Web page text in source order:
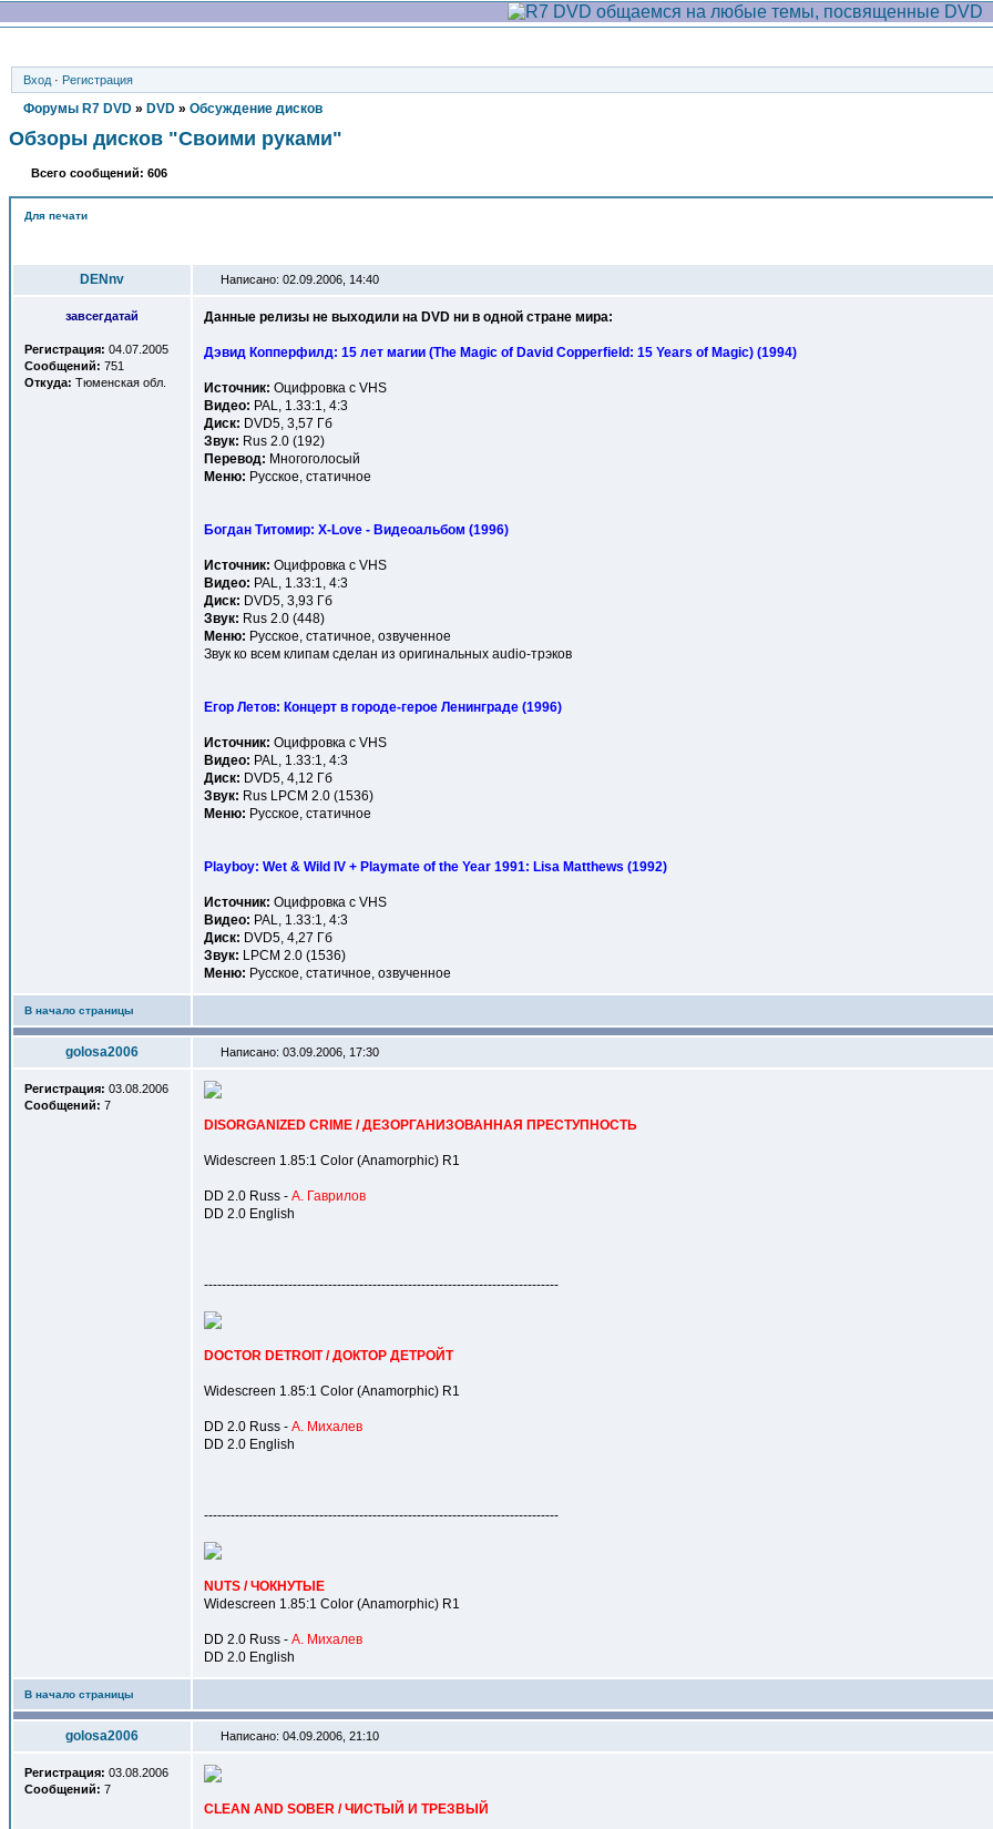
Вход · Регистрация
Форумы R7 DVD » DVD » Обсуждение дисков
Обзоры дисков "Своими руками"
Всего сообщений: 606
Для печати
DENnv Написано: 02.09.2006, 14:40
завсегдатай
Регистрация: 04.07.2005
Сообщений: 751
Откуда: Тюменская обл.
Данные релизы не выходили на DVD ни в одной стране мира:
Дэвид Копперфилд: 15 лет магии (The Magic of David Copperfield: 15 Years of Magic) (1994)
Источник: Оцифровка с VHS
Видео: PAL, 1.33:1, 4:3
Диск: DVD5, 3,57 Гб
Звук: Rus 2.0 (192)
Перевод: Многоголосый
Меню: Русское, статичное
Богдан Титомир: X-Love - Видеоальбом (1996)
Источник: Оцифровка с VHS
Видео: PAL, 1.33:1, 4:3
Диск: DVD5, 3,93 Гб
Звук: Rus 2.0 (448)
Меню: Русское, статичное, озвученное
Звук ко всем клипам сделан из оригинальных audio-трэков
Егор Летов: Концерт в городе-герое Ленинграде (1996)
Источник: Оцифровка с VHS
Видео: PAL, 1.33:1, 4:3
Диск: DVD5, 4,12 Гб
Звук: Rus LPCM 2.0 (1536)
Меню: Русское, статичное
Playboy: Wet & Wild IV + Playmate of the Year 1991: Lisa Matthews (1992)
Источник: Оцифровка с VHS
Видео: PAL, 1.33:1, 4:3
Диск: DVD5, 4,27 Гб
Звук: LPCM 2.0 (1536)
Меню: Русское, статичное, озвученное
В начало страницы
golosa2006 Написано: 03.09.2006, 17:30
Регистрация: 03.08.2006
Сообщений: 7
DISORGANIZED CRIME / ДЕЗОРГАНИЗОВАННАЯ ПРЕСТУПНОСТЬ
Widescreen 1.85:1 Color (Anamorphic) R1
DD 2.0 Russ - А. Гаврилов
DD 2.0 English
--------------------------------------------------------------------------------
DOCTOR DETROIT / ДОКТОР ДЕТРОЙТ
Widescreen 1.85:1 Color (Anamorphic) R1
DD 2.0 Russ - А. Михалев
DD 2.0 English
--------------------------------------------------------------------------------
NUTS / ЧОКНУТЫЕ
Widescreen 1.85:1 Color (Anamorphic) R1
DD 2.0 Russ - А. Михалев
DD 2.0 English
В начало страницы
golosa2006 Написано: 04.09.2006, 21:10
Регистрация: 03.08.2006
Сообщений: 7
CLEAN AND SOBER / ЧИСТЫЙ И ТРЕЗВЫЙ